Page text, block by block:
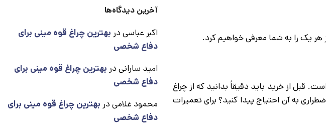
قبل از خرید باید دقیقاً بدانید که از چراغ
به آن احتیاج پیدا کنید؟ برای تعمیرات
آخرین دیدگاه‌ها
اکبر عباسی در بهترین چراغ قوه مینی برای
دفاع شخصی
امید سارانی در بهترین چراغ قوه مینی برای
دفاع شخصی
محمود غلامی در بهترین چراغ قوه مینی برای
دفاع شخصی